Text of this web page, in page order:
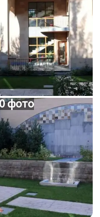
фото